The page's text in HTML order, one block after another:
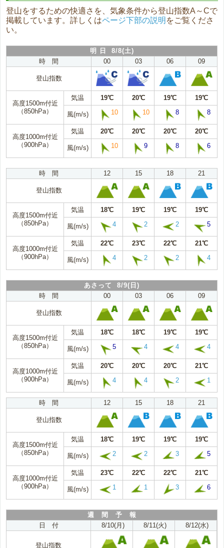
登山をするための快適さを、気象条件から登山指数A～Cで
掲載しています。詳しくはページ下部の説明 をご覧くださ
い。
明 日 8/8(土)
時 間
00 03 06 09
登山指数
高度1500m付近
（850hPa）
気温 19℃ 20℃ 19℃ 19℃
風(m/s) 10 10 8 8
高度1000m付近
（900hPa）
気温 20℃ 20℃ 20℃ 20℃
風(m/s) 10 9 8 6
時 間 12 15 18 21
登山指数
高度1500m付近
（850hPa）
気温 18℃ 19℃ 19℃ 19℃
風(m/s) 4 2 2 5
高度1000m付近
（900hPa）
気温 22℃ 23℃ 22℃ 21℃
風(m/s) 4 2 2 4
あさって 8/9(日)
時 間
00 03 06 09
登山指数
高度1500m付近
（850hPa）
気温 18℃ 18℃ 19℃ 19℃
風(m/s) 5 4 4 4
高度1000m付近
（900hPa）
気温 20℃ 20℃ 20℃ 21℃
風(m/s) 4 4 2 1
時 間 12 15 18 21
登山指数
高度1500m付近
（850hPa）
気温 18℃ 19℃ 19℃ 19℃
風(m/s) 2 2 3 5
高度1000m付近
（900hPa）
気温 23℃ 22℃ 22℃ 21℃
風(m/s) 1 1 3 6
週 間 予 報
日 付
8/10(月) 8/11(火) 8/12(水)
登山指数